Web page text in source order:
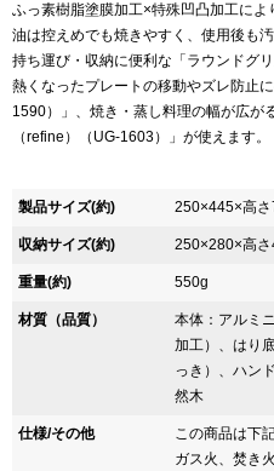
ふっ素樹脂塗膜加工×特殊凹凸加工によ
油は控えめでも焼きやすく、使用後も
持ち運び・収納に便利な「ラウンドグ
熱くなったプレートの移動やズレ防止
1590）」、焼き・蒸し料理の幅が広が
（refine）（UG-1603）」が使えます。
製品サイズ(約) 250×445×高
収納サイズ(約) 250×280×高
重量(約) 550g
材質（品質）
本体：アルミ
加工）、はり
っき）、ハン
然木
仕様/その他
この商品は下
ガス火、焚き